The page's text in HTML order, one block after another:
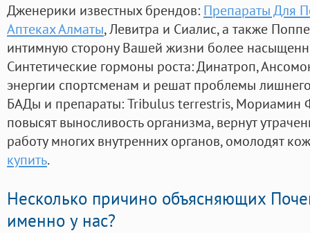
Дженерики известных брендов: Препараты Для
Аптеках Алматы, Левитра и Сиалис, а также
интимную сторону Вашей жизни более
Синтетические гормоны роста: Динатроп,
энергии спортсменам и решат проблемы
БАДы и препараты:Tribulus terrestris, Мориамин
повысят выносливость организма, вернут
работу многих внутренних органов, омолодят
купить.
Несколько причино объясняющих
именно у нас?